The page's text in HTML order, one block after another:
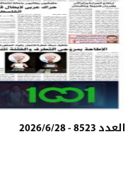
العدد 8523 - 2026/6/28